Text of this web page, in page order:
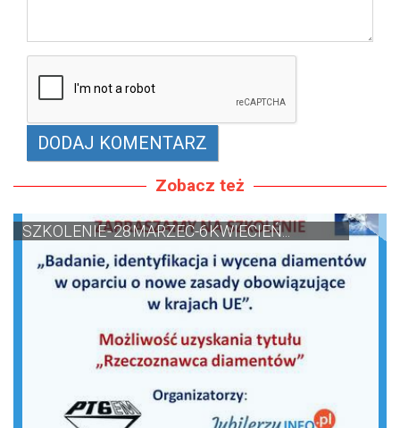
Zobacz też
SZKOLENIE - 28 MARZEC-6 KWIECIEŃ...